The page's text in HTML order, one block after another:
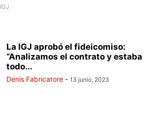
IGJ
La IGJ aprobó el fideicomiso:
“Analizamos el contrato y estaba
todo...
Denis Fabricatore - 13 junio, 2023